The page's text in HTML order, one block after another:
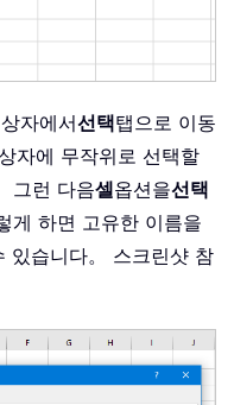
자에서선택탭으로 이동
자에 무작위로 선택할
그런 다음셀옵션을선택
게 하면 고유한 이름을
있습니다。 스크린샷 참